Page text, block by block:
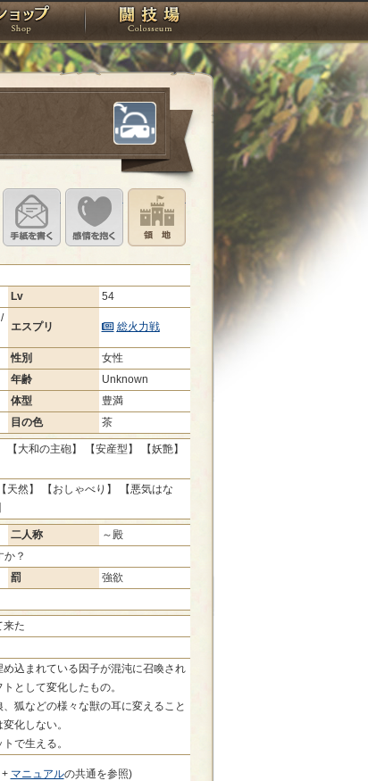
ショップ 闘技場
アイテム詳細手紙を書く このキャラクターに感情を抱く
Lv 54
/
エスプリ 総火力戦
性別
女性
年齢
Unknown
体型
豊満
目の色 茶
【大和の主砲】 【安産型】 【妖艶】
天然】 【おしゃべり】 【悪気はな
二人称
～殿
か？
罰
強欲
来た
込まれている因子が混沌に召喚され
として変化したもの。
狐などの様々な獣の耳に変えること
化しない。
で生える。
+ マニュアルの共通を参照)